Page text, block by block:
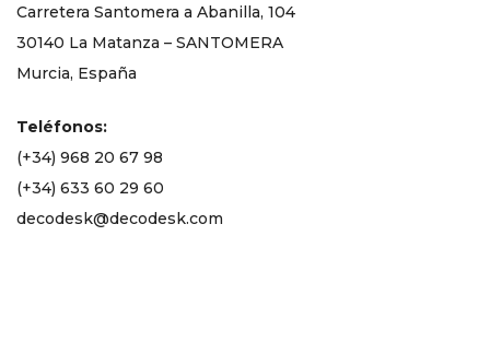
Carretera Santomera a Abanilla, 104
30140 La Matanza – SANTOMERA
Murcia, España
Teléfonos:
(+34) 968 20 67 98
(+34) 633 60 29 60
decodesk@decodesk.com